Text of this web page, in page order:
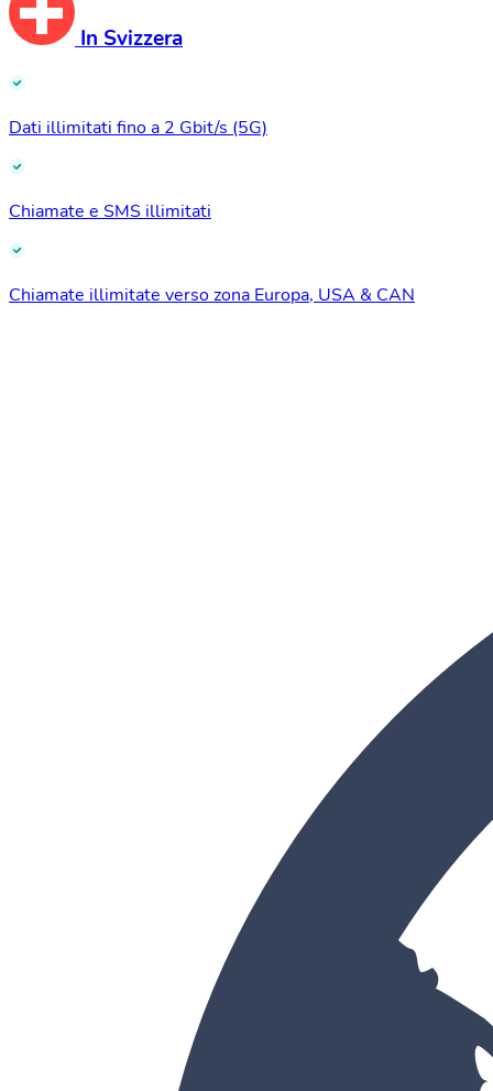
In Svizzera
Dati illimitati fino a 2 Gbit/s (5G)
Chiamate e SMS illimitati
Chiamate illimitate verso zona Europa, USA & CAN